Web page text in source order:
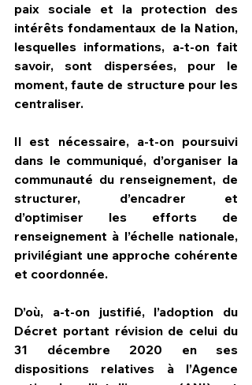
paix sociale et la protection des
intérêts fondamentaux de la Nation,
lesquelles informations, a-t-on fait
savoir, sont dispersées, pour le
moment, faute de structure pour les
centraliser.
Il est nécessaire, a-t-on poursuivi
dans le communiqué, d’organiser la
communauté du renseignement, de
structurer, d’encadrer et
d’optimiser les efforts de
renseignement à l’échelle nationale,
privilégiant une approche cohérente
et coordonnée.
D’où, a-t-on justifié, l’adoption du
Décret portant révision de celui du
31 décembre 2020 en ses
dispositions relatives à l’Agence